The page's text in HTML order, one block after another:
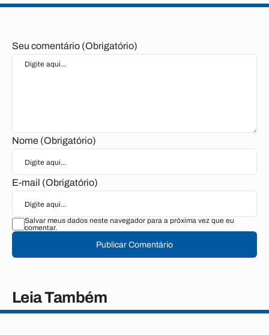
Seu comentário (Obrigatório)
Nome (Obrigatório)
E-mail (Obrigatório)
Salvar meus dados neste navegador para a próxima vez que eu
comentar.
Publicar Comentário
Leia Também